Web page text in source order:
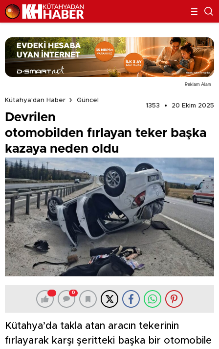
Reklam Alanı
Kütahya'dan Haber
Güncel
1353
20 Ekim 2025
Devrilen
otomobilden fırlayan teker başka
kazaya neden oldu
0
Kütahya’da takla atan aracın tekerinin
fırlayarak karşı şeritteki başka bir otomobile